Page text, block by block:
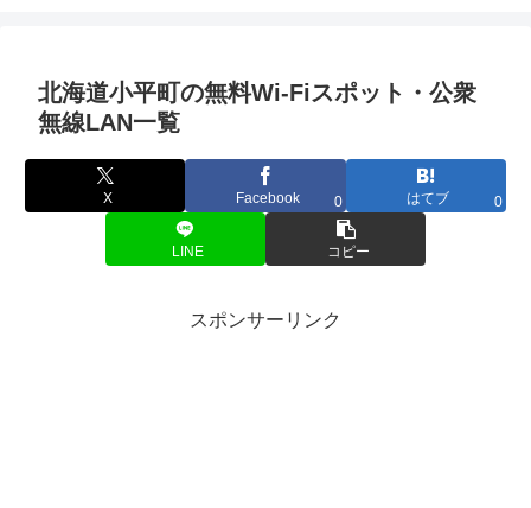
北海道小平町の無料Wi-Fiスポット・公衆
無線LAN一覧
X Facebook 0 はてブ 0
LINE コピー
スポンサーリンク